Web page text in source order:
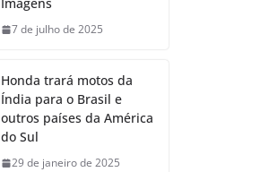
7 de julho de 2025
Honda trará motos da
Índia para o Brasil e
outros países da América
do Sul
29 de janeiro de 2025